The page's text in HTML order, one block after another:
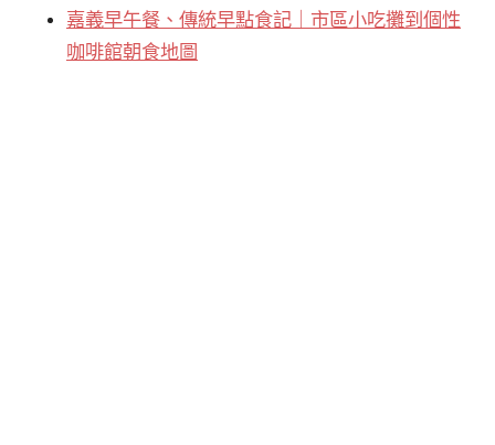
嘉義早午餐、傳統早點食記｜市區小吃攤到個性
咖啡館朝食地圖